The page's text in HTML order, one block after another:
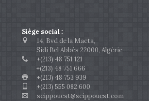
Siège social :
14, Bvd de la Macta,
Sidi Bel Abbès 22000, Algérie
+(213) 48 751 121
+(213) 48 751 666
+(213) 48 753 939
+(213) 555 082 600
scippouest@scippouest.com